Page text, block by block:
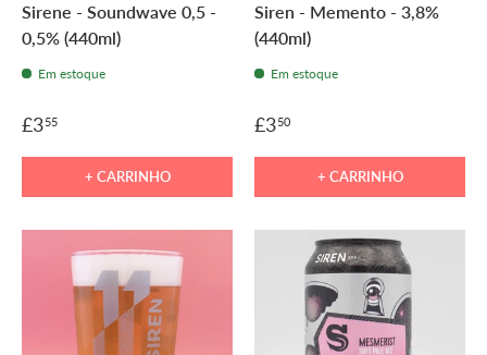
Sirene - Soundwave 0,5 -
0,5% (440ml)
Em estoque
£355
+ CARRINHO
Siren - Memento - 3,8%
(440ml)
Em estoque
£350
+ CARRINHO